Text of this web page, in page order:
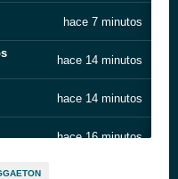
hace 7 minutos
hace 14 minutos
hace 14 minutos
hace 16 minutos